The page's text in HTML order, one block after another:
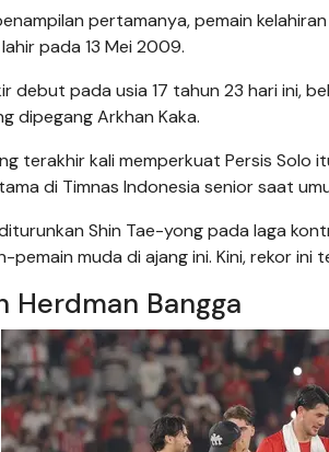
pertamanya, pemain
pada 13 Mei 2009.
debut pada usia 17 tahun 23 hari ini,
dipegang Arkhan Kaka.
terakhir kali memperkuat Persis
di Timnas Indonesia senior saat
Shin Tae-yong pada laga
pemain muda di ajang ini. Kini, rekor
Herdman Bangga